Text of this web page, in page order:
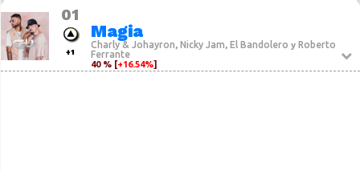
01
+1
Magia
Charly & Johayron, Nicky Jam, El Bandolero y Roberto
Ferrante
40 % [+16.54%]